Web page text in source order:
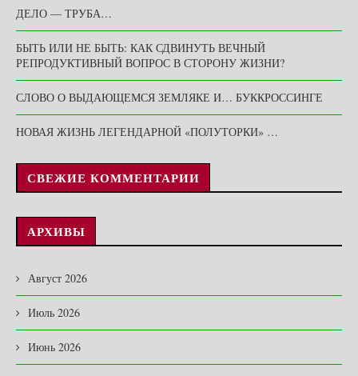
ДЕЛО — ТРУБА…
БЫТЬ ИЛИ НЕ БЫТЬ: КАК СДВИНУТЬ ВЕЧНЫЙ
РЕПРОДУКТИВНЫЙ ВОПРОС В СТОРОНУ ЖИЗНИ?
СЛОВО О ВЫДАЮЩЕМСЯ ЗЕМЛЯКЕ И… БУККРОССИНГЕ
НОВАЯ ЖИЗНЬ ЛЕГЕНДАРНОЙ «ПОЛУТОРКИ» …
СВЕЖИЕ КОММЕНТАРИИ
АРХИВЫ
Август 2026
Июль 2026
Июнь 2026